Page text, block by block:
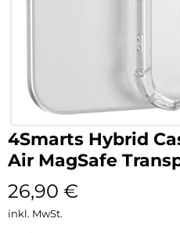
4Smarts Hybrid
Air MagSafe
26,90 €
inkl. MwSt.